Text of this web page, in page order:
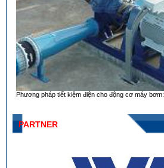
Phương pháp tiết kiệm điện cho động cơ máy bơm:
PARTNER